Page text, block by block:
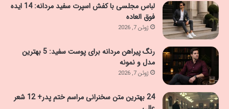
لباس مجلسی با کفش اسپرت سفید مردانه: 14 ایده
فوق العاده
ژوئن 7, 2026
رنگ پیراهن مردانه برای پوست سفید: 5 بهترین
مدل و نمونه
ژوئن 7, 2026
24 بهترین متن سخنرانی مراسم ختم پدر+ 12 شعر